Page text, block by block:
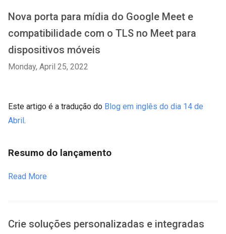
Nova porta para mídia do Google Meet e
compatibilidade com o TLS no Meet para
dispositivos móveis
Monday, April 25, 2022
Este artigo é a tradução do Blog em inglês do dia 14 de
Abril.
Resumo do lançamento
Read More
Crie soluções personalizadas e integradas